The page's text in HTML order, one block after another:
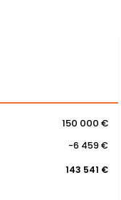
150 000 €
-6 459 €
143 541 €